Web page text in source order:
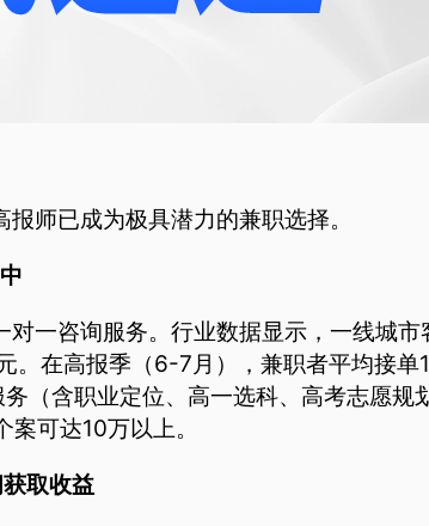
师已成为极具潜力的兼职选择。
对一咨询服务。行业数据显示，一线城
。在高报季（6-7月），兼职者平均接
（含职业定位、高一选科、高考志愿规
可达10万以上。
取收益